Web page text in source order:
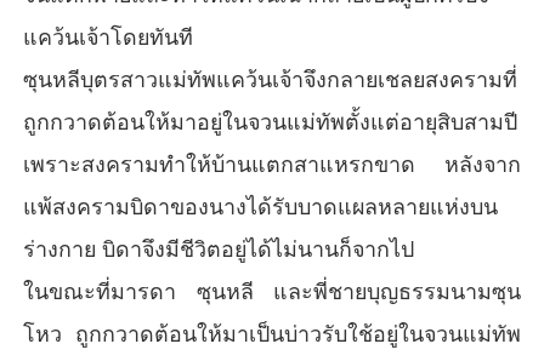
แคว้นเจ้าโดยทันที
ซุนหลีบุตรสาวแม่ทัพแคว้นเจ้าจึงกลายเชลยสงครามที่
ถูกกวาดต้อนให้มาอยู่ในจวนแม่ทัพตั้งแต่อายุสิบสามปี
เพราะสงครามทำให้บ้านแตกสาแหรกขาด หลังจาก
แพ้สงครามบิดาของนางได้รับบาดแผลหลายแห่งบน
ร่างกาย บิดาจึงมีชีวิตอยู่ได้ไม่นานก็จากไป
ในขณะที่มารดา ซุนหลี และพี่ชายบุญธรรมนามซุน
โหว ถูกกวาดต้อนให้มาเป็นบ่าวรับใช้อยู่ในจวนแม่ทัพ